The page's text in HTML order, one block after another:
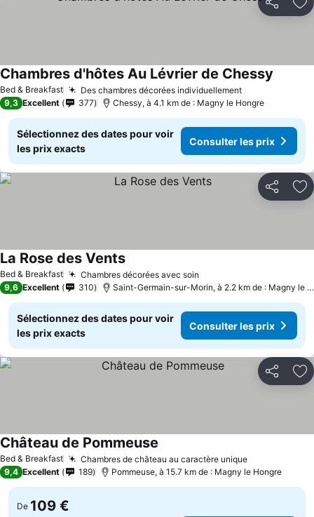
Partager
Bed & Breakfast Des chambres décorées individuellement
Chambres d'hôtes Au Lévrier de Chessy
9,3 Excellent 377 Chessy, à 4.1 km de : Magny le Hongre
Sélectionnez des dates pour voir
les prix exacts
Consulter les prix
Partager
Bed & Breakfast Chambres décorées avec soin
La Rose des Vents
9,6 Excellent 310 Saint-Germain-sur-Morin, à 2.2 km de : Magny le Hongre
Sélectionnez des dates pour voir
les prix exacts
Consulter les prix
Partager
Bed & Breakfast Chambres de château au caractère unique
Château de Pommeuse
9,4 Excellent 189 Pommeuse, à 15.7 km de : Magny le Hongre
De 109 €